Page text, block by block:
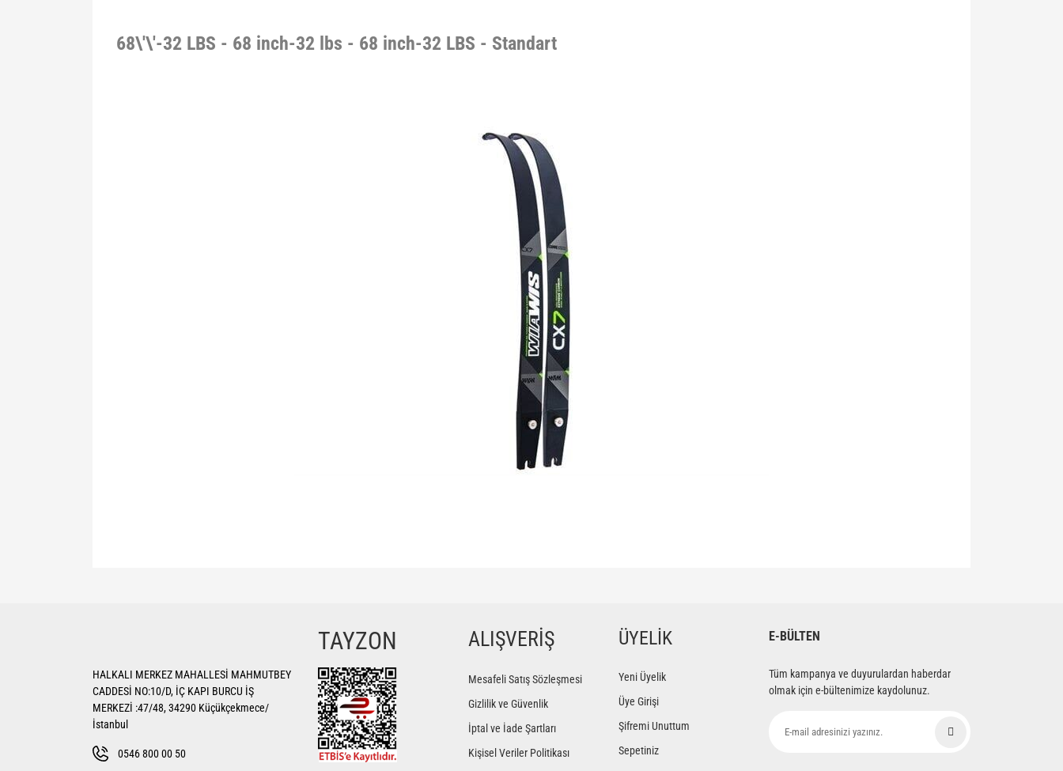
68\'\'-32 LBS - 68 inch-32 lbs - 68 inch-32 LBS - Standart
Yorum Yaz
Ürün resmi kalitesiz, bozuk veya görüntülenemiyor.
Ürün bilgilerinde hatalar bulunuyor.
Ürün fiyatı diğer sitelerden daha pahalı.
HALKALI MERKEZ MAHALLESİ MAHMUTBEY
CADDESİ NO:10/D, İÇ KAPI BURCU İŞ
MERKEZİ :47/48, 34290 Küçükçekmece/
İstanbul
0546 800 00 50
TAYZON ALIŞVERİŞ
Mesafeli Satış Sözleşmesi
Gizlilik ve Güvenlik
İptal ve İade Şartları
Kişisel Veriler Politikası
ÜYELİK
Yeni Üyelik
Üye Girişi
Şifremi Unuttum
Sepetiniz
E-BÜLTEN
Tüm kampanya ve duyurulardan haberdar
olmak için e-bültenimize kaydolunuz.